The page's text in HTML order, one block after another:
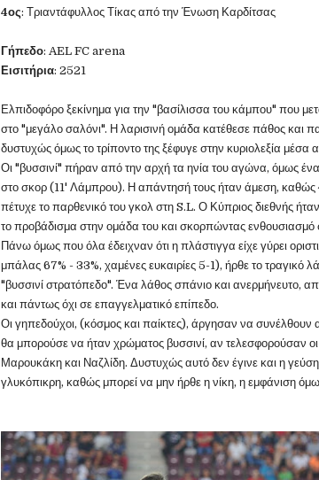
4ος: Τριαντάφυλλος Τίκας από την Ένωση Καρδίτσας
Γήπεδο: AEL FC arena
Εισιτήρια: 2521
Ελπιδοφόρο ξεκίνημα για την "βασίλισσα του κάμπου" που
στο "μεγάλο σαλόνι". Η λαρισινή ομάδα κατέθεσε πάθος και
δυστυχώς όμως το τρίποντο της ξέφυγε στην κυριολεξία μέσα
Οι "βυσσινί" πήραν από την αρχή τα ηνία του αγώνα, όμως
στο σκορ (11' Λάμπρου). Η απάντησή τους ήταν άμεση,
πέτυχε το παρθενικό του γκολ στη S.L. Ο Κύπριος διεθνής
το προβάδισμα στην ομάδα του και σκορπώντας ενθουσιασμό
Πάνω όμως που όλα έδειχναν ότι η πλάστιγγα είχε γύρει
μπάλας 67% - 33%, χαμένες ευκαιρίες 5-1), ήρθε το τραγικό
"βυσσινί στρατόπεδο". Ένα λάθος σπάνιο και ανερμήνευτο,
και πάντως όχι σε επαγγελματικό επίπεδο.
Οι γηπεδούχοι, (κόσμος και παίκτες), άργησαν να
θα μπορούσε να ήταν χρώματος βυσσινί, αν τελεσφορούσαν οι
Μαρουκάκη και Ναζλίδη. Δυστυχώς αυτό δεν έγινε και η
γλυκόπικρη, καθώς μπορεί να μην ήρθε η νίκη, η εμφάνιση